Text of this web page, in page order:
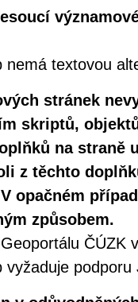
nemá textovou
stránek
skriptů,
na straně
z těchto
opačném
způsobem.
ČÚZK
vyžaduje podporu